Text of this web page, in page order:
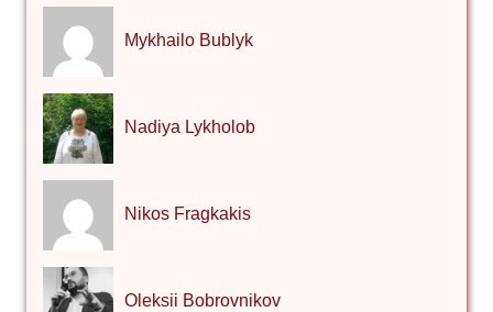
Mykhailo Bublyk
Nadiya Lykholob
Nikos Fragkakis
Oleksii Bobrovnikov